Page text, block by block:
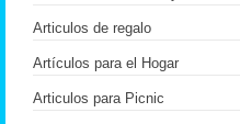
Articulos de regalo
Artículos para el Hogar
Articulos para Picnic